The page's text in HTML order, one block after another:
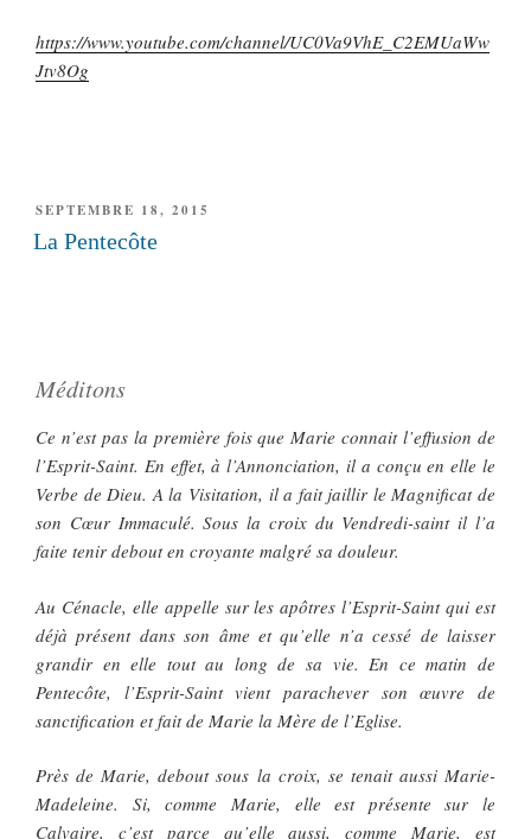
https://www.youtube.com/channel/UC0Va9VhE_C2EMUaWw
Jtv8Og
PUBLIÉ
LE
SEPTEMBRE 18, 2015
La Pentecôte
Méditons
Ce n’est pas la première fois que Marie connait l’effusion de
l’Esprit-Saint. En effet, à l’Annonciation, il a conçu en elle le
Verbe de Dieu. A la Visitation, il a fait jaillir le Magnificat de
son Cœur Immaculé. Sous la croix du Vendredi-saint il l’a
faite tenir debout en croyante malgré sa douleur.
Au Cénacle, elle appelle sur les apôtres l’Esprit-Saint qui est
déjà présent dans son âme et qu’elle n’a cessé de laisser
grandir en elle tout au long de sa vie. En ce matin de
Pentecôte, l’Esprit-Saint vient parachever son œuvre de
sanctification et fait de Marie la Mère de l’Eglise.
Près de Marie, debout sous la croix, se tenait aussi Marie-
Madeleine. Si, comme Marie, elle est présente sur le
Calvaire, c’est parce qu’elle aussi, comme Marie, est